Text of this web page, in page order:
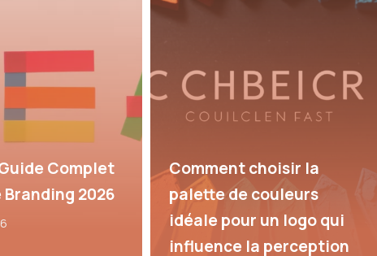
Complet
2026
Comment choisir la
palette de couleurs
idéale pour un logo qui
influence la perception